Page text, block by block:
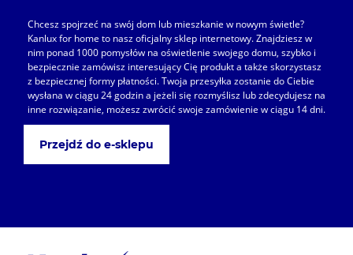
Chcesz spojrzeć na swój dom lub mieszkanie w nowym świetle?
Kanlux for home to nasz oficjalny sklep internetowy. Znajdziesz w
nim ponad 1000 pomysłów na oświetlenie swojego domu, szybko i
bezpiecznie zamówisz interesujący Cię produkt a także skorzystasz
z bezpiecznej formy płatności. Twoja przesyłka zostanie do Ciebie
wysłana w ciągu 24 godzin a jeżeli się rozmyślisz lub zdecydujesz na
inne rozwiązanie, możesz zwrócić swoje zamówienie w ciągu 14 dni.
Przejdź do e-sklepu